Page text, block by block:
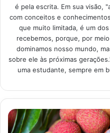
Há muitos alimentos que
e, dentre eles, está o
consumo desse grão na
Mas, será que o milho
um mito?
nutricionistas Lais Murta e
de Letícia Spala, publicada
siteGlobo. Além disso, a
é pela escrita. Em sua visão,
com conceitos e
que muito limitada, é um
recebemos, porque, por
dominamos nosso mundo,
sobre ele às próximas
uma estudante, sempre em